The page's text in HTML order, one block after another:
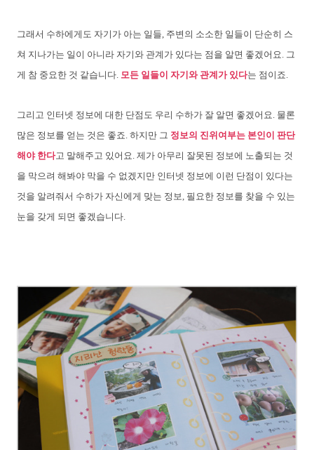
그래서 수하에게도 자기가 아는 일들, 주변의 소소한 일들이 단순히 스
쳐 지나가는 일이 아니라 자기와 관계가 있다는 점을 알면 좋겠어요. 그
게 참 중요한 것 같습니다. 모든 일들이 자기와 관계가 있다는 점이죠.
그리고 인터넷 정보에 대한 단점도 우리 수하가 잘 알면 좋겠어요. 물론
많은 정보를 얻는 것은 좋죠. 하지만 그 정보의 진위여부는 본인이 판단
해야 한다고 말해주고 있어요. 제가 아무리 잘못된 정보에 노출되는 것
을 막으려 해봐야 막을 수 없겠지만 인터넷 정보에 이런 단점이 있다는
것을 알려줘서 수하가 자신에게 맞는 정보, 필요한 정보를 찾을 수 있는
눈을 갖게 되면 좋겠습니다.